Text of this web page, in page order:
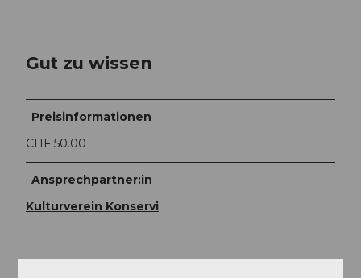
Gut zu wissen
Preisinformationen
CHF 50.00
Ansprechpartner:in
Kulturverein Konservi